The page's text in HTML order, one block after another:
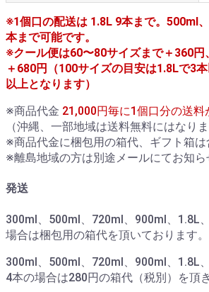
※1個口の配送は 1.8L 9本まで。500ml
本まで可能です。
※クール便は60〜80サイズまで＋360
＋680円（100サイズの目安は1.8Lで3
以上となります）
※商品代金 21,000円毎に1個口分の送料
（沖縄、一部地域は送料無料にはなりま
※商品代金に梱包用の箱代、ギフト箱は
※離島地域の方は別途メールにてお知ら
発送
300ml、500ml、720ml、900ml、1.8L
場合は梱包用の箱代を頂いております。
300ml、500ml、720ml、900ml、1.8L
4本の場合は280円の箱代（税別）を頂き